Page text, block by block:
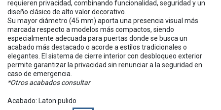
requieren privacidad, combinando funcionalidad, seguridad y un
diseño clásico de alto valor decorativo.
Su mayor diámetro (45 mm) aporta una presencia visual más
marcada respecto a modelos más compactos, siendo
especialmente adecuada para puertas donde se busca un
acabado más destacado o acorde a estilos tradicionales o
elegantes. El sistema de cierre interior con desbloqueo exterior
permite garantizar la privacidad sin renunciar a la seguridad en
caso de emergencia.
*Otros acabados consultar
Acabado: Laton pulido